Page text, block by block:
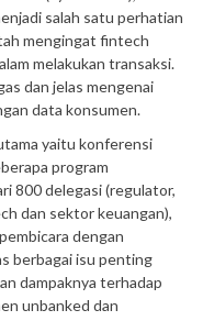
salah satu perhatian
mengingat fintech
melakukan transaksi.
dan jelas mengenai
data konsumen.
yaitu konferensi
program
800 delegasi (regulator,
dan sektor keuangan),
dengan
berbagai isu penting
dampaknya terhadap
unbanked dan